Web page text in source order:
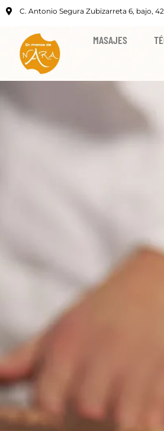
C. Antonio Segura Zubizarreta 6, bajo,
MASAJES